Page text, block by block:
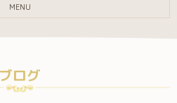
MENU
ブログ